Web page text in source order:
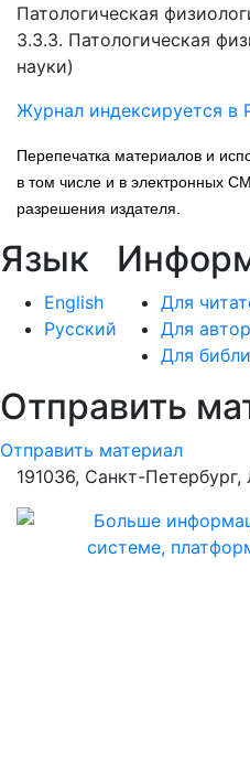
Патологическая
3.3.3. Патологическая
науки)
Журнал индексируется в
Перепечатка материалов и
в том числе и в электронных
разрешения издателя.
Язык
English
Русский
Для
Для
Для
Отправить
Отправить материал
191036, Санкт-